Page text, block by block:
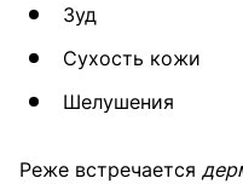
Зуд
Сухость кожи
Шелушения
Реже встречается